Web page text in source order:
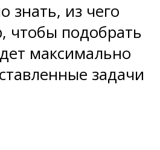
знать, из чего
чтобы подобрать
максимально
задачи